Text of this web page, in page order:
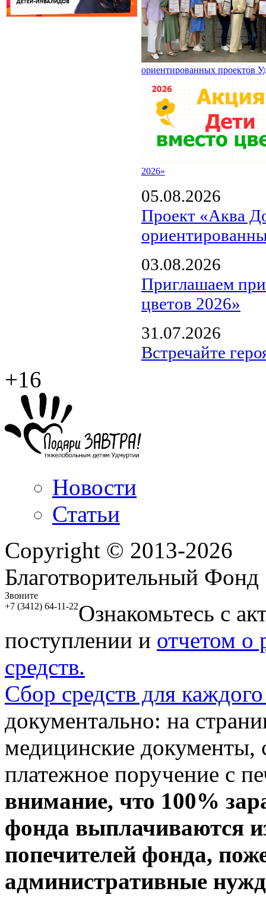
ориентированных проектов
2026»
05.08.2026
Проект «Аква
03.08.2026
Приглашаем
цветов 2026»
31.07.2026
Встречайте
+16
Новости
Статьи
Copyright © 2013-2026
Благотворительный
Звоните
+7 (3412) 64-11-22Ознакомьтесь с
поступлении и отчетом о
средств.
Сбор средств для
документально: на
медицинские документы,
платежное поручение с
внимание, что 100%
фонда выплачиваются
попечителей фонда,
административные